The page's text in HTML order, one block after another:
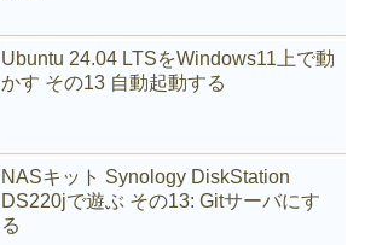
Ubuntu 24.04 LTSをWindows11上で動
かす その13 自動起動する
NASキット Synology DiskStation
DS220jで遊ぶ その13: Gitサーバにす
る